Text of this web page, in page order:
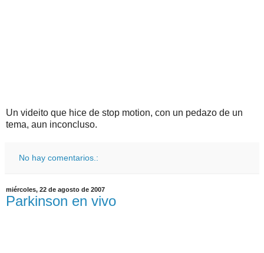
Un videito que hice de stop motion, con un pedazo de un
tema, aun inconcluso.
No hay comentarios.:
miércoles, 22 de agosto de 2007
Parkinson en vivo